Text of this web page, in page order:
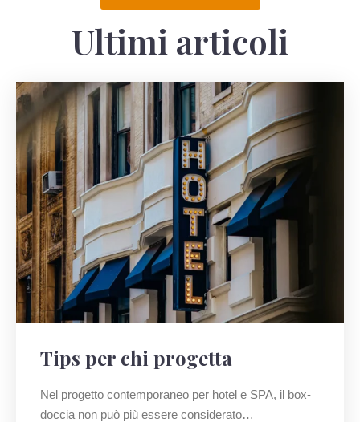
Ultimi articoli
Tips per chi progetta
Nel progetto contemporaneo per hotel e SPA, il box-
doccia non può più essere considerato…